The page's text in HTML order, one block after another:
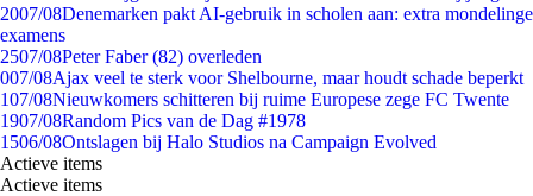
2007/08Denemarken pakt AI-gebruik in scholen aan: extra mondelinge
examens
2507/08Peter Faber (82) overleden
007/08Ajax veel te sterk voor Shelbourne, maar houdt schade beperkt
107/08Nieuwkomers schitteren bij ruime Europese zege FC Twente
1907/08Random Pics van de Dag #1978
1506/08Ontslagen bij Halo Studios na Campaign Evolved
Actieve items
Actieve items